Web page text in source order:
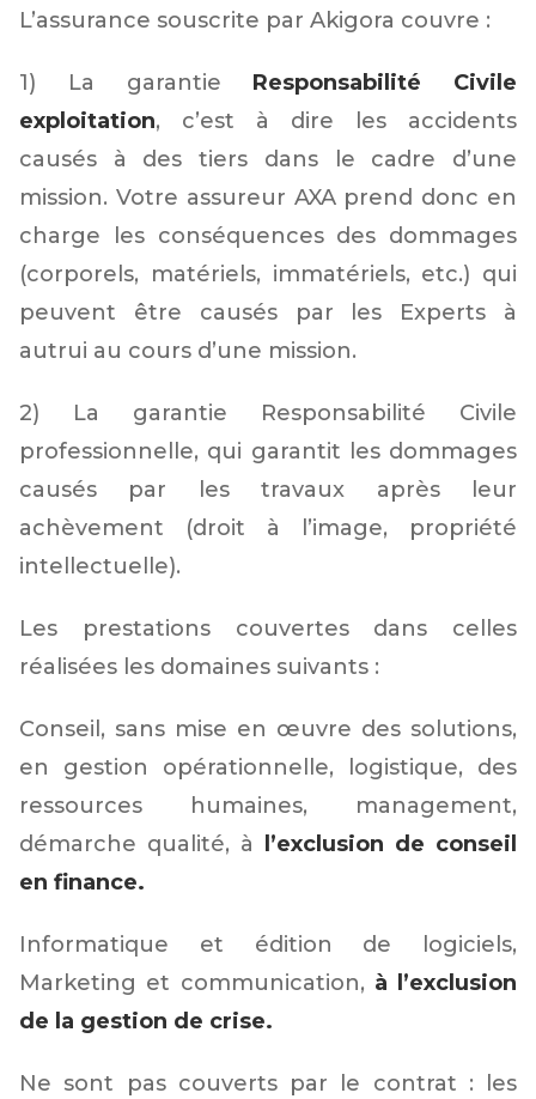
L’assurance souscrite par Akigora couvre :
1) La garantie Responsabilité Civile
exploitation, c’est à dire les accidents
causés à des tiers dans le cadre d’une
mission. Votre assureur AXA prend donc en
charge les conséquences des dommages
(corporels, matériels, immatériels, etc.) qui
peuvent être causés par les Experts à
autrui au cours d’une mission.
2) La garantie Responsabilité Civile
professionnelle, qui garantit les dommages
causés par les travaux après leur
achèvement (droit à l’image, propriété
intellectuelle).
Les prestations couvertes dans celles
réalisées les domaines suivants :
Conseil, sans mise en œuvre des solutions,
en gestion opérationnelle, logistique, des
ressources humaines, management,
démarche qualité, à
l’exclusion de conseil
en finance.
Informatique et édition de logiciels,
Marketing et communication, à l’exclusion
de la gestion de crise.
Ne sont pas couverts par le contrat : les